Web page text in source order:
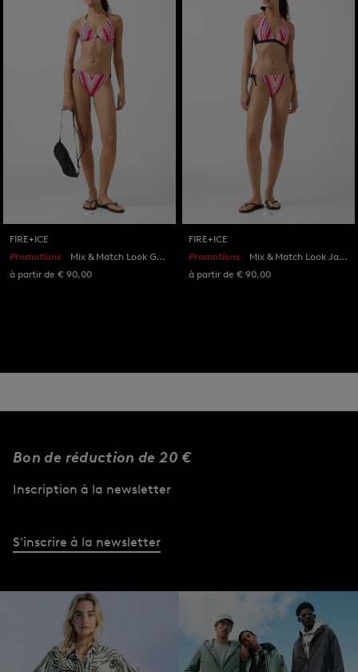
FIRE+ICE
Promotions
Mix & Match Look Gaby Pink/Eucalyptus
à partir de € 90,00
FIRE+ICE
Promotions
Mix & Match Look Jasmin Pink/Eucalyptus
à partir de € 90,00
Bon de réduction de 20 €
Inscription à la newsletter
S’inscrire à la newsletter